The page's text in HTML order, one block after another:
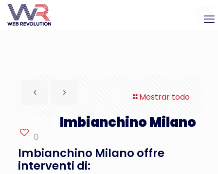
Mostrar todo
0
Imbianchino Milano
Imbianchino Milano offre
interventi di: